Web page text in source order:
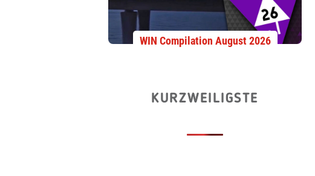
WIN Compilation August 2026
KURZWEILIGSTE